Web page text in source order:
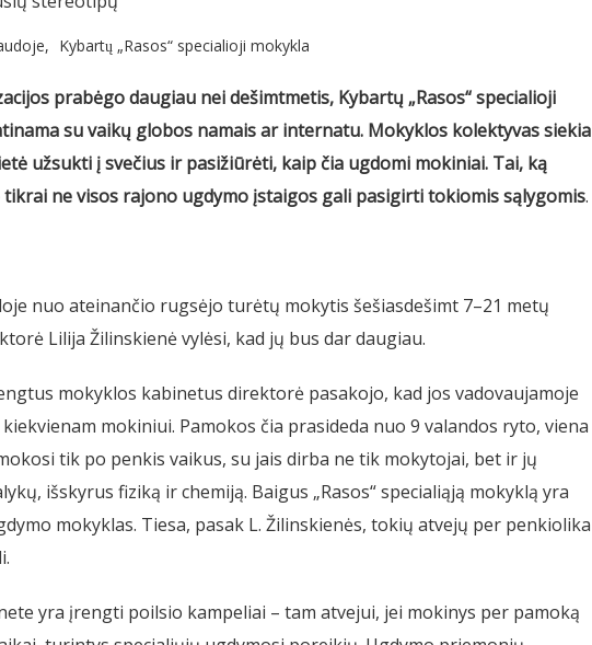
Kybartų „Rasos“ specialioji mokykla
prabėgo daugiau nei dešimtmetis, Kybartų „Rasos“ specialioji
su vaikų globos namais ar internatu. Mokyklos kolektyvas siekia
užsukti į svečius ir pasižiūrėti, kaip čia ugdomi mokiniai. Tai, ką
tikrai ne visos rajono ugdymo įstaigos gali pasigirti tokiomis sąlygomis.
nuo ateinančio rugsėjo turėtų mokytis šešiasdešimt 7–21 metų
Lilija Žilinskienė vylėsi, kad jų bus dar daugiau.
mokyklos kabinetus direktorė pasakojo, kad jos vadovaujamoje
mokiniui. Pamokos čia prasideda nuo 9 valandos ryto, viena
tik po penkis vaikus, su jais dirba ne tik mokytojai, bet ir jų
išskyrus fiziką ir chemiją. Baigus „Rasos“ specialiąją mokyklą yra
mokyklas. Tiesa, pasak L. Žilinskienės, tokių atvejų per penkiolika
yra įrengti poilsio kampeliai – tam atvejui, jei mokinys per pamoką